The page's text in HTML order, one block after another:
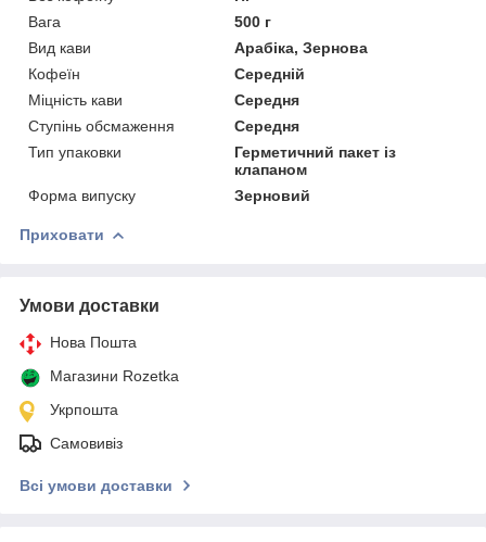
Вага
500 г
Вид кави
Арабіка, Зернова
Кофеїн
Середній
Міцність кави
Середня
Ступінь обсмаження
Середня
Тип упаковки
Герметичний пакет із
клапаном
Форма випуску
Зерновий
Приховати
Умови доставки
Нова Пошта
Магазини Rozetka
Укрпошта
Самовивіз
Всі умови доставки